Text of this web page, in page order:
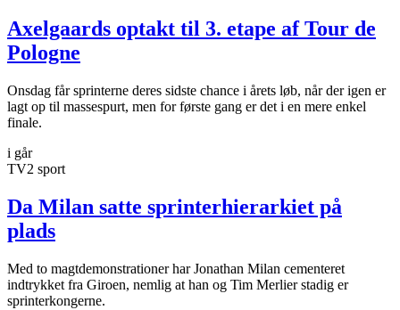
Axelgaards optakt til 3. etape af Tour de
Pologne
Onsdag får sprinterne deres sidste chance i årets løb, når der igen er
lagt op til massespurt, men for første gang er det i en mere enkel
finale.
i går
TV2 sport
Da Milan satte sprinterhierarkiet på
plads
Med to magtdemonstrationer har Jonathan Milan cementeret
indtrykket fra Giroen, nemlig at han og Tim Merlier stadig er
sprinterkongerne.